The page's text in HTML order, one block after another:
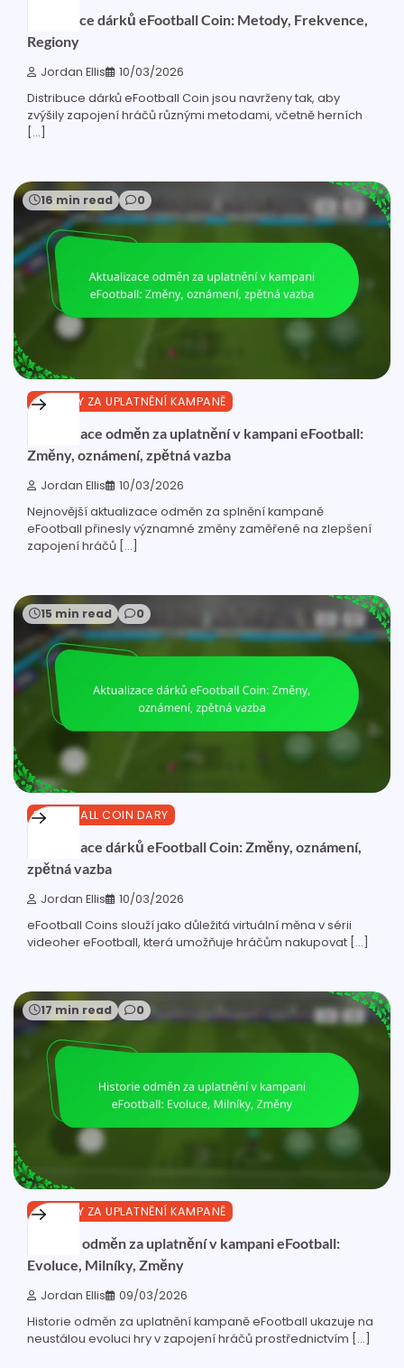
Distribuce dárků eFootball Coin: Metody, Frekvence,
Regiony
Jordan Ellis 10/03/2026
Distribuce dárků eFootball Coin jsou navrženy tak, aby
zvýšily zapojení hráčů různými metodami, včetně herních
[…]
16 min read 0
ODMĚNY ZA UPLATNĚNÍ KAMPANĚ
Aktualizace odměn za uplatnění v kampani eFootball:
Změny, oznámení, zpětná vazba
Jordan Ellis 10/03/2026
Nejnovější aktualizace odměn za splnění kampaně
eFootball přinesly významné změny zaměřené na zlepšení
zapojení hráčů […]
15 min read 0
EFOOTBALL COIN DARY
Aktualizace dárků eFootball Coin: Změny, oznámení,
zpětná vazba
Jordan Ellis 10/03/2026
eFootball Coins slouží jako důležitá virtuální měna v sérii
videoher eFootball, která umožňuje hráčům nakupovat […]
17 min read 0
ODMĚNY ZA UPLATNĚNÍ KAMPANĚ
Historie odměn za uplatnění v kampani eFootball:
Evoluce, Milníky, Změny
Jordan Ellis 09/03/2026
Historie odměn za uplatnění kampaně eFootball ukazuje na
neustálou evoluci hry v zapojení hráčů prostřednictvím […]